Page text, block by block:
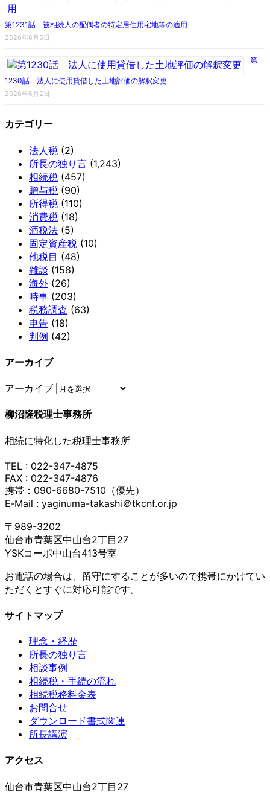
第1231話 被相続人の配偶者の特定居住用宅地等の適用
2026年6月5日
第
1230話 法人に使用貸借した土地評価の解釈変更
2026年6月2日
カテゴリー
法人税 (2)
所長の独り言 (1,243)
相続税 (457)
贈与税 (90)
所得税 (110)
消費税 (18)
酒税法 (5)
固定資産税 (10)
他税目 (48)
雑談 (158)
海外 (26)
時事 (203)
税務調査 (63)
申告 (18)
判例 (42)
アーカイブ
アーカイブ
柳沼隆税理士事務所
相続に特化した税理士事務所
TEL : 022-347-4875
FAX : 022-347-4876
携帯：090-6680-7510（優先）
E‐Mail : yaginuma-takashi＠tkcnf.or.jp
〒989-3202
仙台市青葉区中山台2丁目27
YSKコーポ中山台413号室
お電話の場合は、留守にすることが多いので携帯にかけてい
ただくとすぐに対応可能です。
サイトマップ
理念・経歴
所長の独り言
相談事例
相続税・手続の流れ
相続税務料金表
お問合せ
ダウンロード書式関連
所長講演
アクセス
仙台市青葉区中山台2丁目27